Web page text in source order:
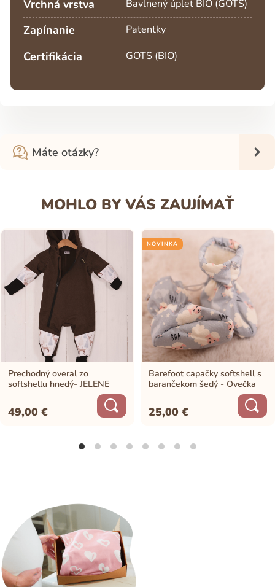
Vrchná vrstva Bavlnený úplet BIO (GOTS)
Zapínanie Patentky
Certifikácia GOTS (BIO)
Máte otázky?
MOHLO BY VÁS ZAUJÍMAŤ
Prechodný overal zo
softshellu hnedý- JELENE
49,00€
NOVINKA
Barefoot capačky softshell s
barančekom šedý - Ovečka
25,00€